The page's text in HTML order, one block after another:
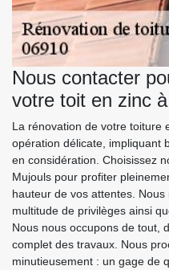
Nous contacter
votre toit en zinc
La rénovation de votre toiture
opération délicate, impliquant
en considération. Choisissez
Mujouls pour profiter
hauteur de vos attentes.
multitude de privilèges ainsi
Nous nous occupons de tout,
complet des travaux. Nous
minutieusement : un gage de